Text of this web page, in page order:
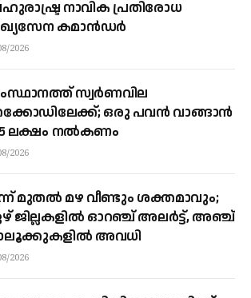
നാവിക പ്രതിരോധ
കമാന്‍ഡര്‍
2026
സ്വര്‍ണവില
ഒരു പവന്‍ വാങ്ങാന്‍
ലക്ഷം നല്‍കണം
2026
മുതല്‍ മഴ വീണ്ടും ശക്തമാവും;
ജില്ലകളില്‍ ഓറഞ്ച് അലര്‍ട്ട്, അഞ്ച്
അവധി
2026